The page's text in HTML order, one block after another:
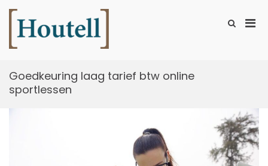
naar
inhoud
Toon
Goedkeuring laag tarief btw online
sportlessen